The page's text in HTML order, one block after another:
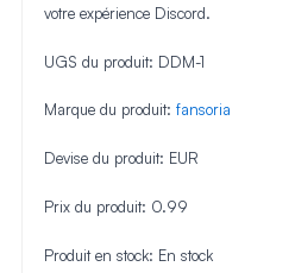
votre expérience Discord.
UGS du produit: DDM-1
Marque du produit: fansoria
Devise du produit: EUR
Prix du produit: 0.99
Produit en stock: En stock